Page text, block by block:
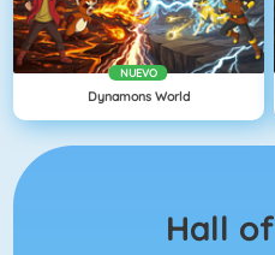
NUEVO
Dynamons World
Hall of